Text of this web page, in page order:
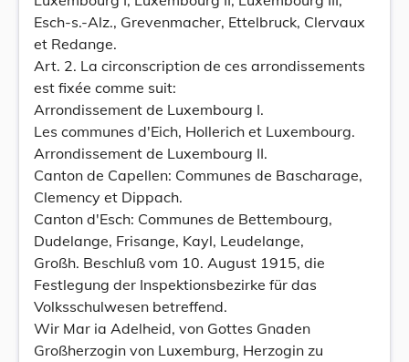
Esch-s.-Alz., Grevenmacher, Ettelbruck, Clervaux
et Redange.
Art. 2. La circonscription de ces arrondissements
est fixée comme suit:
Arrondissement de Luxembourg I.
Les communes d'Eich, Hollerich et Luxembourg.
Arrondissement de Luxembourg II.
Canton de Capellen: Communes de Bascharage,
Clemency et Dippach.
Canton d'Esch: Communes de Bettembourg,
Dudelange, Frisange, Kayl, Leudelange,
Großh. Beschluß vom 10. August 1915, die
Festlegung der Inspektionsbezirke für das
Volksschulwesen betreffend.
Wir Mar ia Adelheid, von Gottes Gnaden
Großherzogin von Luxemburg, Herzogin zu